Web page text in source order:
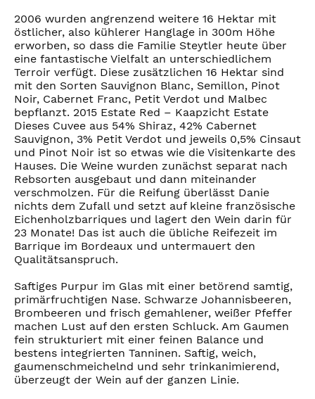
2006 wurden angrenzend weitere 16 Hektar mit
östlicher, also kühlerer Hanglage in 300m Höhe
erworben, so dass die Familie Steytler heute über
eine fantastische Vielfalt an unterschiedlichem
Terroir verfügt. Diese zusätzlichen 16 Hektar sind
mit den Sorten Sauvignon Blanc, Semillon, Pinot
Noir, Cabernet Franc, Petit Verdot und Malbec
bepflanzt. 2015 Estate Red – Kaapzicht Estate
Dieses Cuvee aus 54% Shiraz, 42% Cabernet
Sauvignon, 3% Petit Verdot und jeweils 0,5% Cinsaut
und Pinot Noir ist so etwas wie die Visitenkarte des
Hauses. Die Weine wurden zunächst separat nach
Rebsorten ausgebaut und dann miteinander
verschmolzen. Für die Reifung überlässt Danie
nichts dem Zufall und setzt auf kleine französische
Eichenholzbarriques und lagert den Wein darin für
23 Monate! Das ist auch die übliche Reifezeit im
Barrique im Bordeaux und untermauert den
Qualitätsanspruch.
Saftiges Purpur im Glas mit einer betörend samtig,
primärfruchtigen Nase. Schwarze Johannisbeeren,
Brombeeren und frisch gemahlener, weißer Pfeffer
machen Lust auf den ersten Schluck. Am Gaumen
fein strukturiert mit einer feinen Balance und
bestens integrierten Tanninen. Saftig, weich,
gaumenschmeichelnd und sehr trinkanimierend,
überzeugt der Wein auf der ganzen Linie.